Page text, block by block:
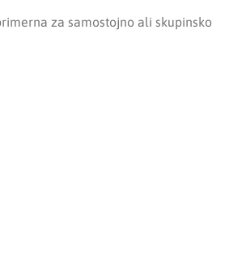
za samostojno ali skupinsko